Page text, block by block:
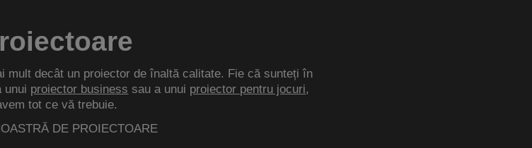
mult decât un proiector de înaltă calitate. Fie că sunteți în
unui proiector business sau a unui proiector pentru jocuri,
tot ce vă trebuie.
DE PROIECTOARE